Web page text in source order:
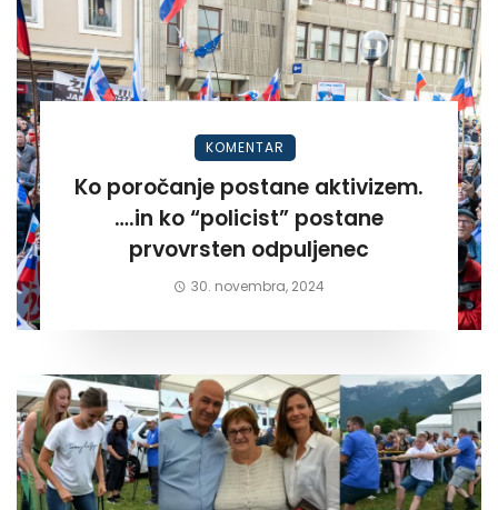
KOMENTAR
Ko poročanje postane aktivizem.
….in ko “policist” postane
prvovrsten odpuljenec
30. novembra, 2024